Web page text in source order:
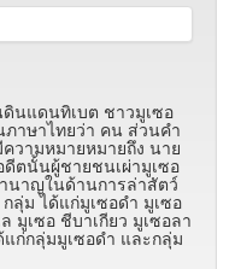
นแดนทิเบต ชาวมูเซอ
ภาษาไทยว่า คน ส่วนคํา
วามหมายหมายถึง นาย
ตนั้นผู้ชายชนเผ่ามูเซอ
นาญในด้านการล่าสัตว์
ลุ่ม ได้แก่มูเซอดํา มูเซอ
มูเซอ ชีบาเกียว มูเซอลา
ก่กลุ่มมูเซอดํา และกลุ่ม